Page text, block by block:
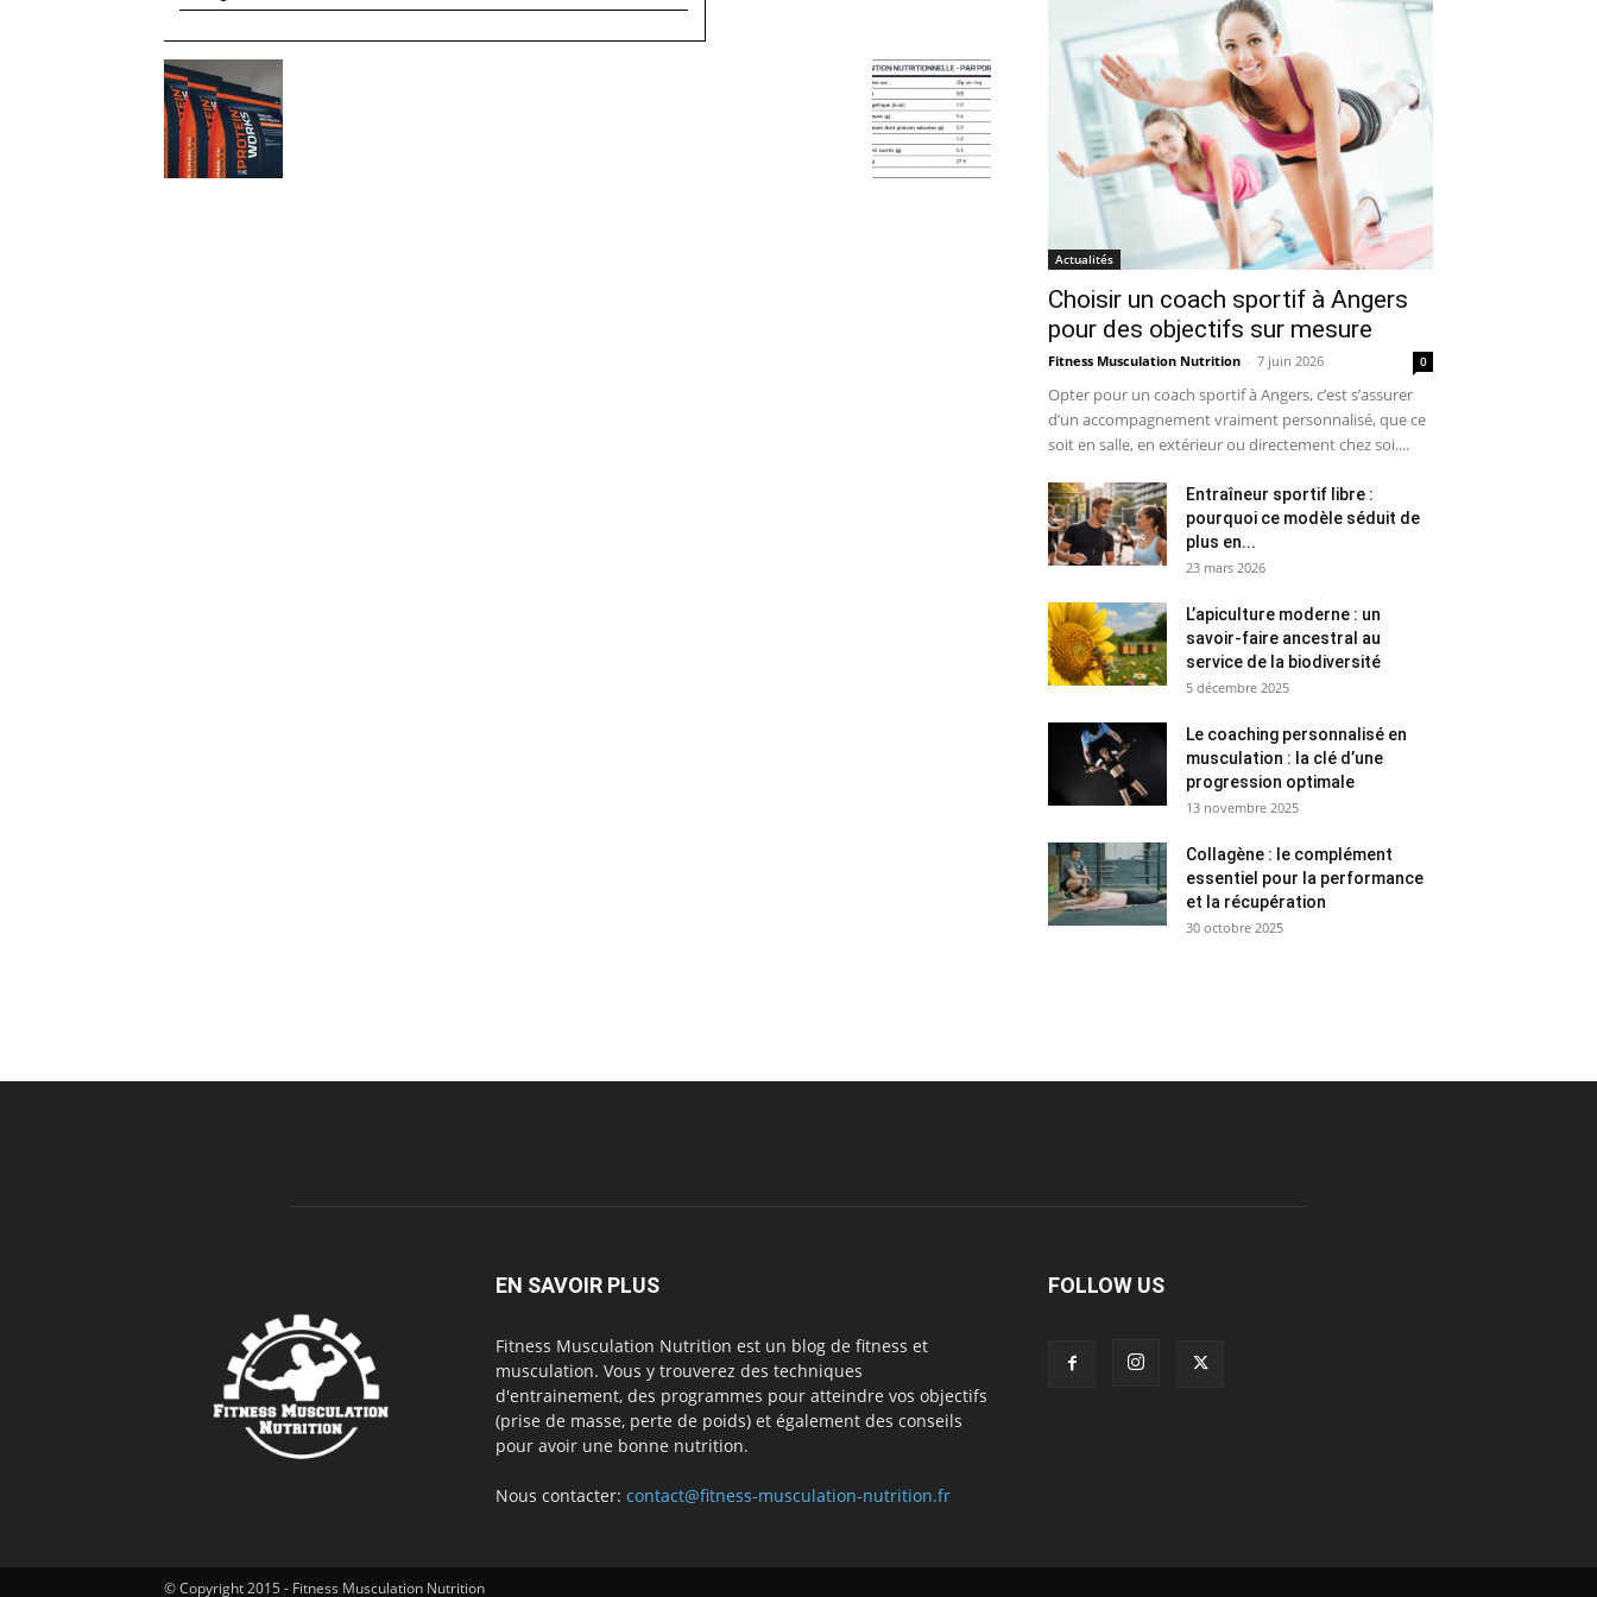
Actualités
Choisir un coach sportif à Angers
pour des objectifs sur mesure
Fitness Musculation Nutrition - 7 juin 2026 0
Opter pour un coach sportif à Angers, c’est s’assurer
d’un accompagnement vraiment personnalisé, que ce
soit en salle, en extérieur ou directement chez soi....
Entraîneur sportif libre :
pourquoi ce modèle séduit de
plus en...
23 mars 2026
L’apiculture moderne : un
savoir-faire ancestral au
service de la biodiversité
5 décembre 2025
Le coaching personnalisé en
musculation : la clé d’une
progression optimale
13 novembre 2025
Collagène : le complément
essentiel pour la performance
et la récupération
30 octobre 2025
EN SAVOIR PLUS
Fitness Musculation Nutrition est un blog de fitness et
musculation. Vous y trouverez des techniques
d'entrainement, des programmes pour atteindre vos objectifs
(prise de masse, perte de poids) et également des conseils
pour avoir une bonne nutrition.
Nous contacter: contact@fitness-musculation-nutrition.fr
FOLLOW US
© Copyright 2015 - Fitness Musculation Nutrition